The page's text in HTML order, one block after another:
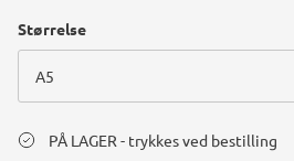
Størrelse
A5
PÅ LAGER - trykkes ved bestilling